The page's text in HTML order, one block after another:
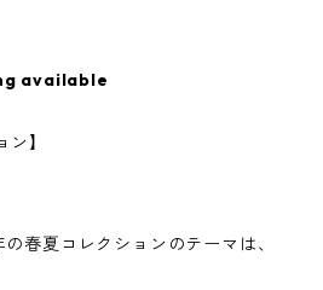
available
】
春夏コレクションのテーマは、